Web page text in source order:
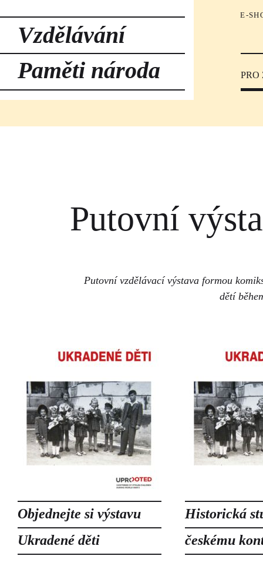
Vzdělávání
Paměti národa
PRO
E-
Putovní
Putovní vzdělávací výstava formou
dětí
Objednejte si výstavu
Ukradené děti
Historická
českému